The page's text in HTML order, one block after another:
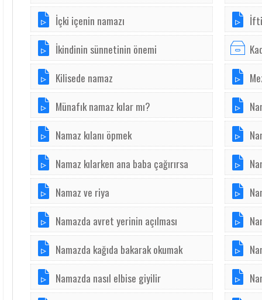
İçki içenin namazı
İkindinin sünnetinin önemi
Kilisede namaz
Münafık namaz kılar mı?
Namaz kılanı öpmek
Namaz kılarken ana baba çağırırsa
Namaz ve riya
Namazda avret yerinin açılması
Namazda kağıda bakarak okumak
Namazda nasıl elbise giyilir